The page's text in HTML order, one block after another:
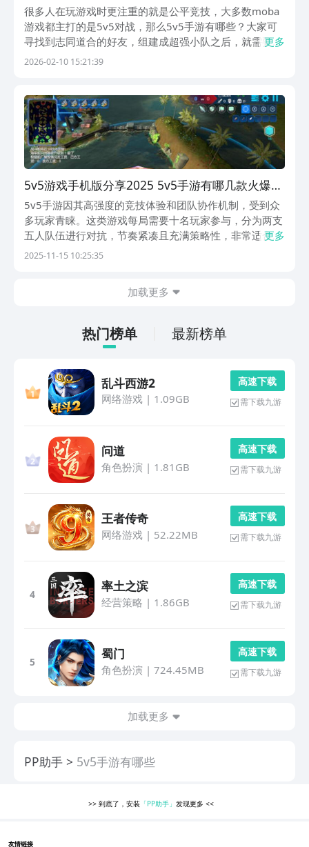
5v5手游before_2
很多人在玩游戏时更注重的就是公平竞技，大多数moba
游戏都主打的是5v5对战，那么5v5手游有哪些？大家可
寻找到志同道合的好友，组建成超强小队之后，就需要和
更多对手相互较量。对战的场景完全不同，有的是热血格
更多
2026-02-10 15:21:39
5v5游戏手机版分享2025 5v5手游有哪几款火爆的
选择
5v5手游因其高强度的竞技体验和团队协作机制，受到众
多玩家青睐。这类游戏每局需要十名玩家参与，分为两支
五人队伍进行对抗，节奏紧凑且充满策略性，非常适合追
求公平对决与即时反应操作的用户。尽管当前市场中此类
更多
2025-11-15 10:25:35
加载更多
热门榜单 最新榜单
乱斗西游2
网络游戏| 1.09GB
高 速 下 载
需下载九游
问道
角色扮演 | 1.81GB
高 速 下 载
需下载九游
王者传奇
网络游戏| 52.22MB
高 速 下 载
需下载九游
4
率土之滨
经营策略 | 1.86GB
高 速 下 载
需下载九游
5
蜀门
角色扮演 | 724.45MB
高 速 下 载
需下载九游
加载更多
PP助手 5v5手游有哪些
>> 到底了，安装 「PP助手」 发现更多<<
友情链接